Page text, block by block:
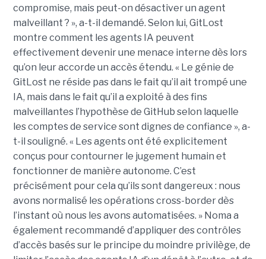
compromise, mais peut-on désactiver un agent
malveillant ? », a-t-il demandé. Selon lui, GitLost
montre comment les agents IA peuvent
effectivement devenir une menace interne dès lors
qu’on leur accorde un accès étendu. « Le génie de
GitLost ne réside pas dans le fait qu’il ait trompé une
IA, mais dans le fait qu’il a exploité à des fins
malveillantes l’hypothèse de GitHub selon laquelle
les comptes de service sont dignes de confiance », a-
t-il souligné. « Les agents ont été explicitement
conçus pour contourner le jugement humain et
fonctionner de manière autonome. C’est
précisément pour cela qu’ils sont dangereux : nous
avons normalisé les opérations cross-border dès
l’instant où nous les avons automatisées. » Noma a
également recommandé d’appliquer des contrôles
d’accès basés sur le principe du moindre privilège, de